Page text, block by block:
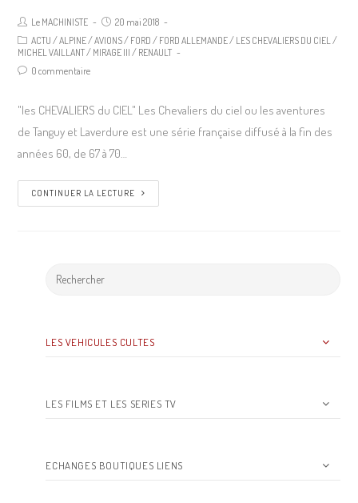
Le MACHINISTE
20 mai 2018
ACTU /ALPINE/AVIONS/ FORD / FORD ALLEMANDE/ LES CHEVALIERS DU CIEL /
MICHEL VAILLANT/ MIRAGE III / RENAULT
0 commentaire
"les CHEVALIERS du CIEL" Les Chevaliers du ciel ou les aventures
de Tanguy et Laverdure est une série française diffusé à la fin des
années 60, de 67 à 70…
CONTINUER LA LECTURE
LES VEHICULES CULTES
LES FILMS ET LES SERIES TV
ECHANGES BOUTIQUES LIENS